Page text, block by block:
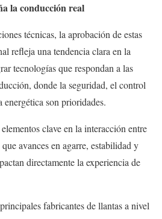
la conducción real
técnicas, la aprobación de estas
refleja una tendencia clara en la
tecnologías que respondan a las
donde la seguridad, el control
son prioridades.
clave en la interacción entre
avances en agarre, estabilidad y
directamente la experiencia de
fabricantes de llantas a nivel